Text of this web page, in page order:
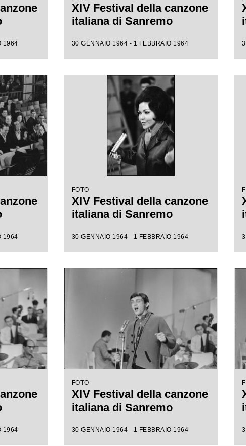
1964
XIV Festival della canzone
italiana di Sanremo
30 GENNAIO 1964 - 1 FEBBRAIO 1964
1964
FOTO
XIV Festival della canzone
italiana di Sanremo
30 GENNAIO 1964 - 1 FEBBRAIO 1964
1964
FOTO
XIV Festival della canzone
italiana di Sanremo
30 GENNAIO 1964 - 1 FEBBRAIO 1964